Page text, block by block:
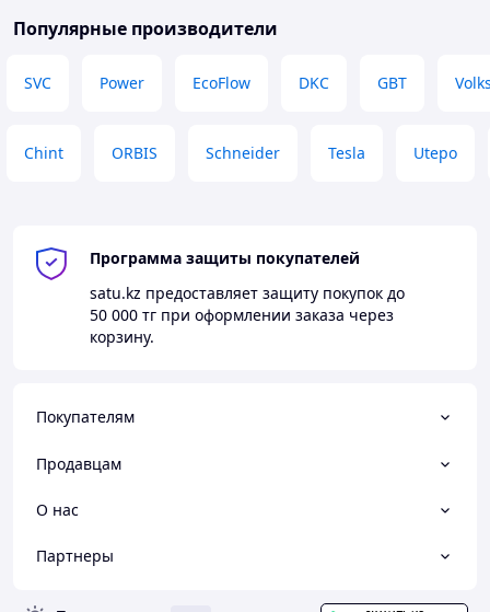
Популярные производители
SVC Power EcoFlow DKC GBT
Chint ORBIS Schneider Tesla Utepo
Программа защиты покупателей
satu.kz предоставляет защиту покупок до
50 000 тг при оформлении заказа через
корзину.
Покупателям
Продавцам
О нас
Партнеры